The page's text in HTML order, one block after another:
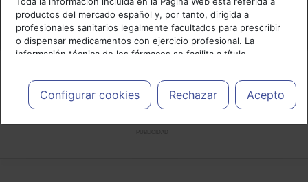
Cancelar
productos del mercado español y, por tanto, dirigida a
profesionales sanitarios legalmente facultados para prescribir
o dispensar medicamentos con ejercicio profesional. La
información técnica de los fármacos se facilita a título
meramente informativo, siendo responsabilidad de los
profesionales facultados prescribir medicamentos y decidir, en
cada caso concreto, el tratamiento más adecuado a las
necesidades del paciente.
Configurar cookies Rechazar Acepto